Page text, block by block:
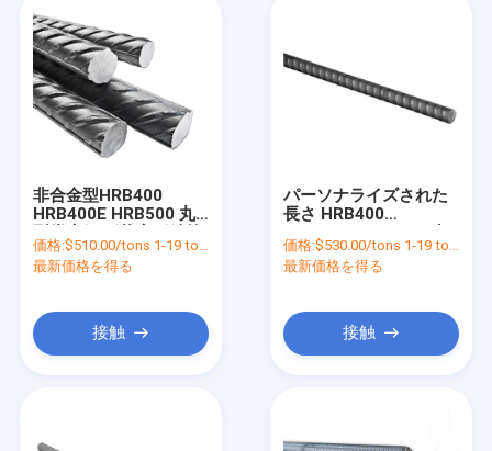
非合金型HRB400
HRB400E HRB500 丸
建築用 6mm 8mm
10mm 18mm
価格:$510.00/tons 1-19 tons
最新価格を得る
接触
パーソナライズされた
長さ HRB400
築用コンクリート強化
用 丸型熱巻き変形鋼棒
価格:$530.00/tons 1-19 tons
最新価格を得る
接触